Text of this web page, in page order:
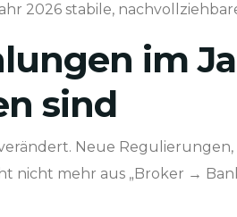
2026 stabile,
im
sind
Neue
nicht mehr aus „Broker →